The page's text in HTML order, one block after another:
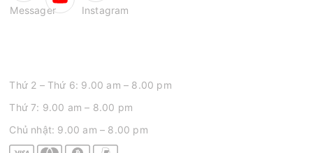
Thứ 2 – Thứ 6: 9.00 am – 8.00 pm
Thứ 7: 9.00 am – 8.00 pm
Chủ nhật: 9.00 am – 8.00 pm